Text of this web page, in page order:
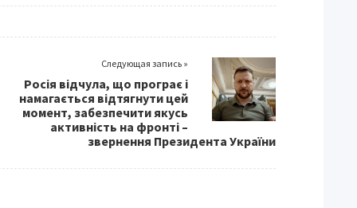
Следующая запись »
Росія відчула, що програє і
намагається відтягнути цей
момент, забезпечити якусь
активність на фронті –
звернення Президента України